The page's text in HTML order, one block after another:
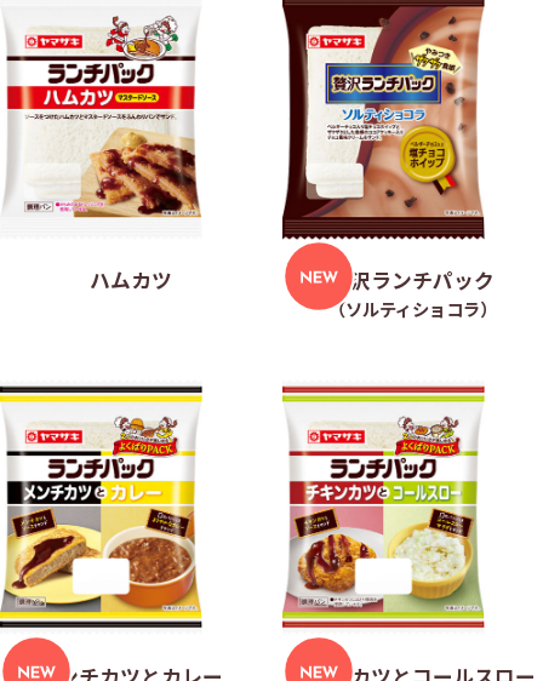
ハムカツ 贅沢ランチパック
（ソルティショコラ）